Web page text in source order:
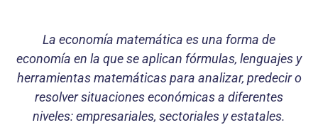
La economía matemática es una forma de
economía en la que se aplican fórmulas, lenguajes y
herramientas matemáticas para analizar, predecir o
resolver situaciones económicas a diferentes
niveles: empresariales, sectoriales y estatales.